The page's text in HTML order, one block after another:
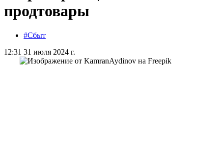
продтовары
#Сбыт
12:31 31 июля 2024 г.